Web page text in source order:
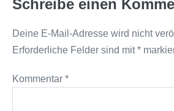
Schreibe einen
Deine E-Mail-Adresse wird nicht
Erforderliche Felder sind mit*
Kommentar *